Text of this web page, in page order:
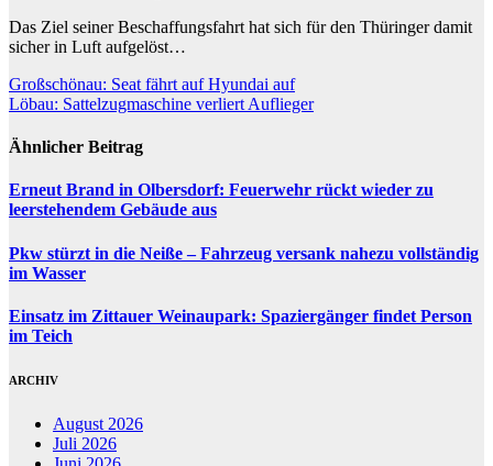
Das Ziel seiner Beschaffungsfahrt hat sich für den Thüringer damit
sicher in Luft aufgelöst…
Beitragsnavigation
Großschönau: Seat fährt auf Hyundai auf
Löbau: Sattelzugmaschine verliert Auflieger
Ähnlicher Beitrag
Erneut Brand in Olbersdorf: Feuerwehr rückt wieder zu
leerstehendem Gebäude aus
Pkw stürzt in die Neiße – Fahrzeug versank nahezu vollständig
im Wasser
Einsatz im Zittauer Weinaupark: Spaziergänger findet Person
im Teich
ARCHIV
August 2026
Juli 2026